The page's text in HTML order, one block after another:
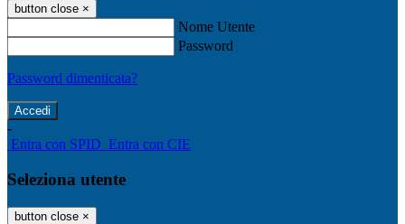
button close ×
Nome Utente
Password
Password dimenticata?
-
Entra con SPID Entra con CIE
Seleziona utente
button close ×